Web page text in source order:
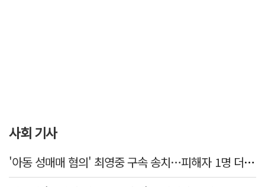
사회 기사
'아동 성매매 혐의' 최영중 구속 송치…피해자 1명 더 있었다